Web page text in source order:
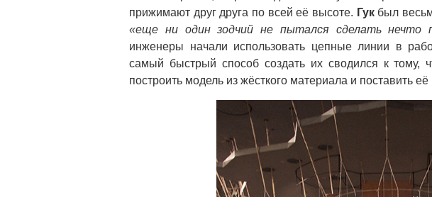
прижимают друг друга по всей её высоте. Гукбыл
«еще ни один зодчий не пытался сделать нечто
инженеры начали использовать цепные линии в
самый быстрый способ создать их сводился к тому,
построить модель из жёсткого материала и поставить